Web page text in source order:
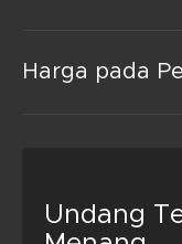
Harga pada
Undang